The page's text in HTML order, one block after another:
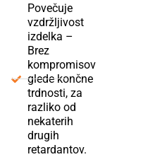
Povečuje
vzdržljivost
izdelka –
Brez
kompromisov
glede končne
trdnosti, za
razliko od
nekaterih
drugih
retardantov.